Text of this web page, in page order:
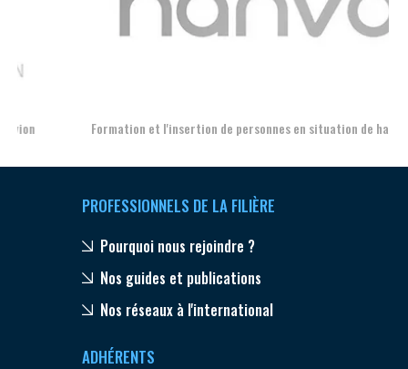
Formation et l'insertion de personnes en situation de handicap
PROFESSIONNELS DE LA FILIÈRE
Pourquoi nous rejoindre ?
Nos guides et publications
Nos réseaux à l'international
ADHÉRENTS